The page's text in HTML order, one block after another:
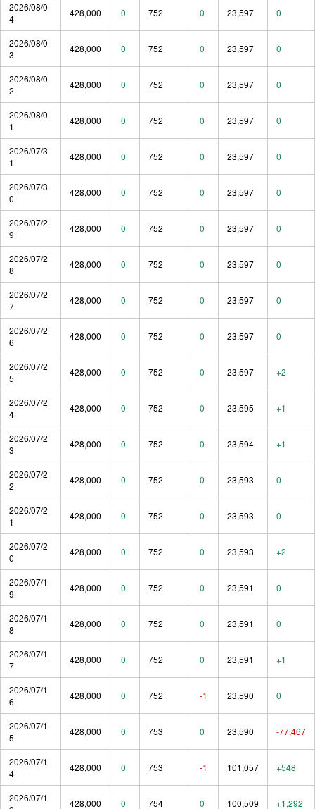
2026/08/0
4
428,000 0 752 0 23,597 0
2026/08/0
3
428,000 0 752 0 23,597 0
2026/08/0
2
428,000 0 752 0 23,597 0
2026/08/0
1
428,000 0 752 0 23,597 0
2026/07/3
1
428,000 0 752 0 23,597 0
2026/07/3
0
428,000 0 752 0 23,597 0
2026/07/2
9
428,000 0 752 0 23,597 0
2026/07/2
8
428,000 0 752 0 23,597 0
2026/07/2
7
428,000 0 752 0 23,597 0
2026/07/2
6
428,000 0 752 0 23,597 0
2026/07/2
5
428,000 0 752 0 23,597 +2
2026/07/2
4
428,000 0 752 0 23,595 +1
2026/07/2
3
428,000 0 752 0 23,594 +1
2026/07/2
2
428,000 0 752 0 23,593 0
2026/07/2
1
428,000 0 752 0 23,593 0
2026/07/2
0
428,000 0 752 0 23,593 +2
2026/07/1
9
428,000 0 752 0 23,591 0
2026/07/1
8
428,000 0 752 0 23,591 0
2026/07/1
7
428,000 0 752 0 23,591 +1
2026/07/1
6
428,000 0 752 -1 23,590 0
2026/07/1
5
428,000 0 753 0 23,590 -77,467
2026/07/1
4
428,000 0 753 -1 101,057 +548
2026/07/1
428,000 0 754 0 100,509 +1,292